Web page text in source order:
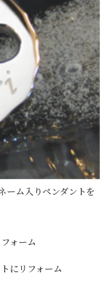
ーム入りペンダントを
ォーム
にリフォーム